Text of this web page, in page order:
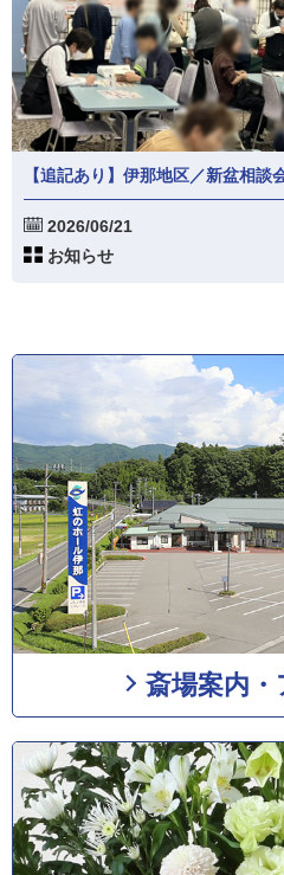
【追記あり】伊那地区／新盆相談
2026/06/21
お知らせ
斎場案内・